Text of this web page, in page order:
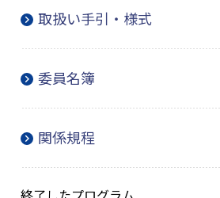
取扱い手引・様式
委員名簿
関係規程